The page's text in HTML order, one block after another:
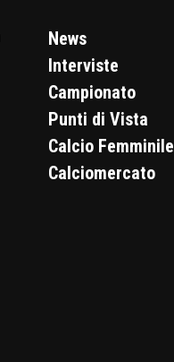
News
Interviste
Campionato
Punti di Vista
Calcio Femminile
Calciomercato